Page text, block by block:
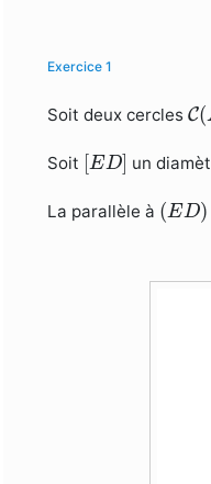
Exercice 1
Soit deux cerclesC(
C(
Soit [ED]
[ED] un
La parallèle à (ED)
(ED)